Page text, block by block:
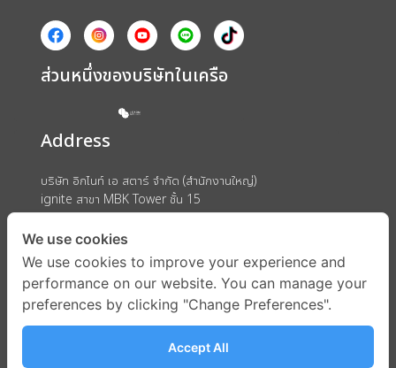
ส่วนหนึ่งของบริษัทในเครือ
Address
บริษัท อิกไนท์ เอ สตาร์ จำกัด (สำนักงานใหญ่)
ignite สาขา MBK Tower ชั้น 15
ถนนพญาไท แขวงวังใหม่ เขตปทุมวัน กรุงเทพมหานคร 10330
We use cookies
We use cookies to improve your experience and
performance on our website. You can manage your
preferences by clicking "Change Preferences".
Accept All